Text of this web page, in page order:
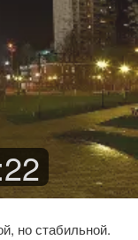
22
но стабильной.